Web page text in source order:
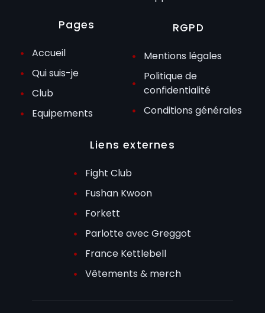
Pages
Accueil
Qui suis-je
Club
Equipements
RGPD
Mentions légales
Politique de
confidentialité
Conditions générales
Liens externes
Fight Club
Fushan Kwoon
Forkett
Parlotte avec Greggot
France Kettlebell
Vêtements & merch